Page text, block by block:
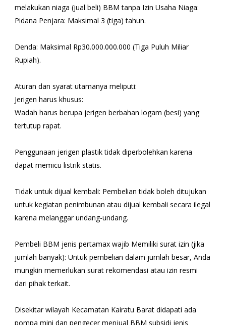
melakukan niaga (jual beli) BBM tanpa Izin Usaha Niaga:
Pidana Penjara: Maksimal 3 (tiga) tahun.
Denda: Maksimal Rp30.000.000.000 (Tiga Puluh Miliar
Rupiah).
Aturan dan syarat utamanya meliputi:
Jerigen harus khusus:
Wadah harus berupa jerigen berbahan logam (besi) yang
tertutup rapat.
Penggunaan jerigen plastik tidak diperbolehkan karena
dapat memicu listrik statis.
Tidak untuk dijual kembali: Pembelian tidak boleh ditujukan
untuk kegiatan penimbunan atau dijual kembali secara ilegal
karena melanggar undang-undang.
Pembeli BBM jenis pertamax wajib Memiliki surat izin (jika
jumlah banyak): Untuk pembelian dalam jumlah besar, Anda
mungkin memerlukan surat rekomendasi atau izin resmi
dari pihak terkait.
Disekitar wilayah Kecamatan Kairatu Barat didapati ada
pompa mini dan pengecer menjual BBM subsidi jenis